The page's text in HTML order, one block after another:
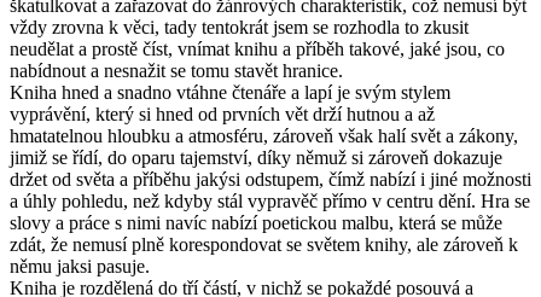
škatulkovat a zařazovat do žánrových charakteristik, což nemusí být
vždy zrovna k věci, tady tentokrát jsem se rozhodla to zkusit
neudělat a prostě číst, vnímat knihu a příběh takové, jaké jsou, co
nabídnout a nesnažit se tomu stavět hranice.
Kniha hned a snadno vtáhne čtenáře a lapí je svým stylem
vyprávění, který si hned od prvních vět drží hutnou a až
hmatatelnou hloubku a atmosféru, zároveň však halí svět a zákony,
jimiž se řídí, do oparu tajemství, díky němuž si zároveň dokazuje
držet od světa a příběhu jakýsi odstupem, čímž nabízí i jiné možnosti
a úhly pohledu, než kdyby stál vypravěč přímo v centru dění. Hra se
slovy a práce s nimi navíc nabízí poetickou malbu, která se může
zdát, že nemusí plně korespondovat se světem knihy, ale zároveň k
němu jaksi pasuje.
Kniha je rozdělená do tří částí, v nichž se pokaždé posouvá a